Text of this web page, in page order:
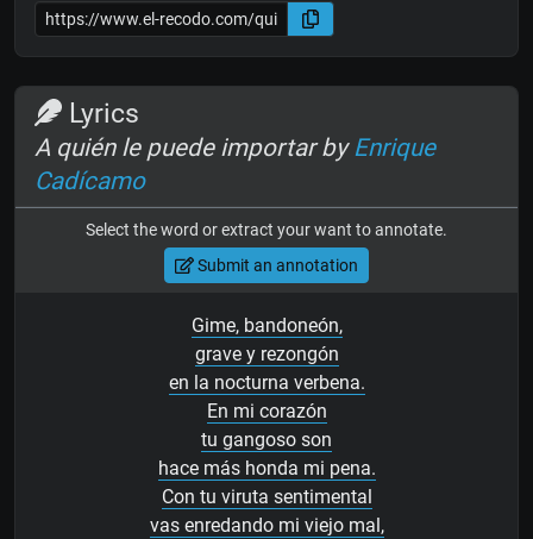
Lyrics
A quién le puede importar byEnrique
Cadícamo
Select the word or extract your want to annotate.
Submit an annotation
Gime, bandoneón,
grave y rezongón
en la nocturna verbena.
En mi corazón
tu gangoso son
hace más honda mi pena.
Con tu viruta sentimental
vas enredando mi viejo mal,